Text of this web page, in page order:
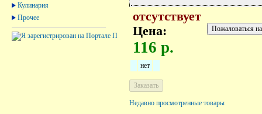
Кулинария
Прочее
отсутствует
Цена:
116 р.
нет
Недавно просмотренные товары